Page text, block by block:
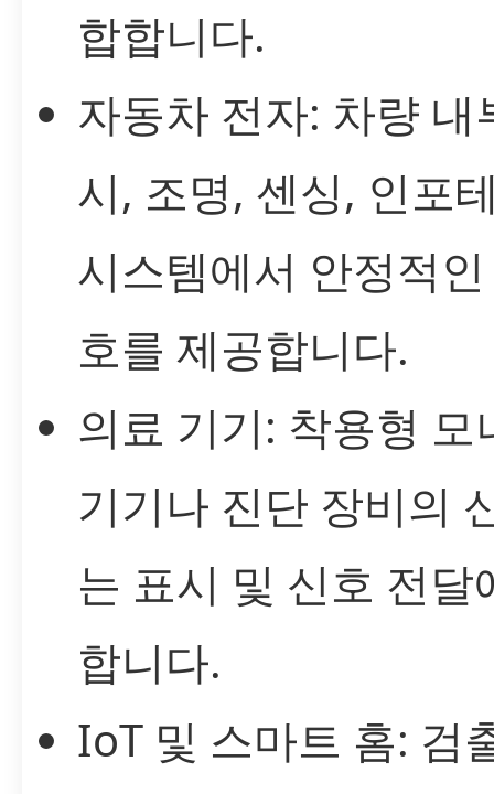
합합니다.
자동차 전자: 차량 내
시, 조명, 센싱, 인포
시스템에서 안정적
호를 제공합니다.
의료 기기: 착용형 모
기기나 진단 장비의
는 표시 및 신호 전달
합니다.
IoT 및 스마트 홈: 검